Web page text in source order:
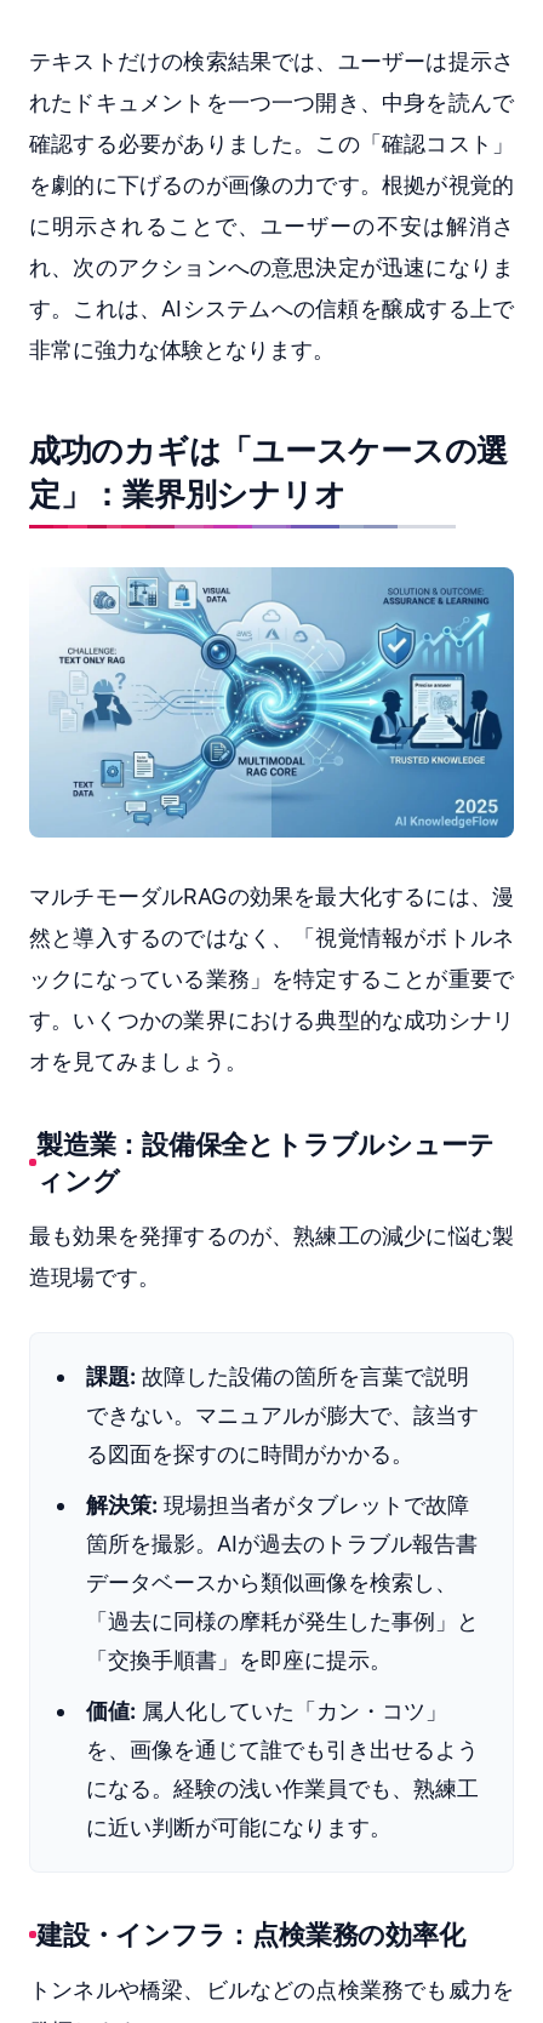
テキストだけの検索結果では、ユーザーは提示さ
れたドキュメントを一つ一つ開き、中身を読んで
確認する必要がありました。この「確認コスト」
を劇的に下げるのが画像の力です。根拠が視覚的
に明示されることで、ユーザーの不安は解消さ
れ、次のアクションへの意思決定が迅速になりま
す。これは、AIシステムへの信頼を醸成する上で
非常に強力な体験となります。
成功のカギは「ユースケースの選
定」：業界別シナリオ
マルチモーダルRAGの効果を最大化するには、漫
然と導入するのではなく、「視覚情報がボトルネ
ックになっている業務」を特定することが重要で
す。いくつかの業界における典型的な成功シナリ
オを見てみましょう。
製造業：設備保全とトラブルシューテ
ィング
最も効果を発揮するのが、熟練工の減少に悩む製
造現場です。
課題: 故障した設備の箇所を言葉で説明
できない。マニュアルが膨大で、該当す
る図面を探すのに時間がかかる。
解決策: 現場担当者がタブレットで故障
箇所を撮影。AIが過去のトラブル報告書
データベースから類似画像を検索し、
「過去に同様の摩耗が発生した事例」と
「交換手順書」を即座に提示。
価値: 属人化していた「カン・コツ」
を、画像を通じて誰でも引き出せるよう
になる。経験の浅い作業員でも、熟練工
に近い判断が可能になります。
建設・インフラ：点検業務の効率化
トンネルや橋梁、ビルなどの点検業務でも威力を